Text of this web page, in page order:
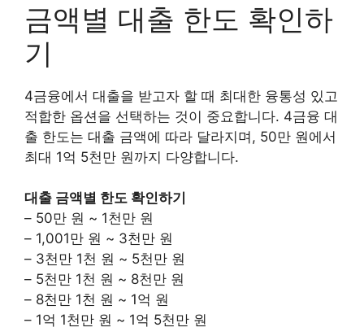
금액별 대출 한도 확인하
기
4금융에서 대출을 받고자 할 때 최대한 융통성 있고
적합한 옵션을 선택하는 것이 중요합니다. 4금융 대
출 한도는 대출 금액에 따라 달라지며, 50만 원에서
최대 1억 5천만 원까지 다양합니다.
대출 금액별 한도 확인하기
– 50만 원 ~ 1천만 원
– 1,001만 원 ~ 3천만 원
– 3천만 1천 원 ~ 5천만 원
– 5천만 1천 원 ~ 8천만 원
– 8천만 1천 원 ~ 1억 원
– 1억 1천만 원 ~ 1억 5천만 원